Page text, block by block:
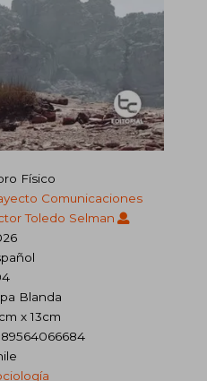
Físico
Comunicaciones
Toledo Selman
Blanda
x 13cm